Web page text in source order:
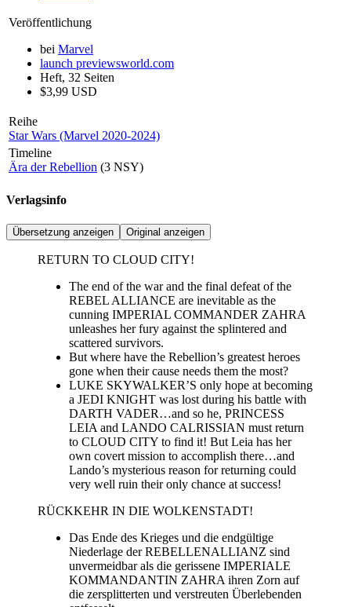
Veröffentlichung
bei Marvel
launch previewsworld.com
Heft, 32 Seiten
$3,99 USD
Reihe
Star Wars (Marvel 2020-2024)
Timeline
Ära der Rebellion (3 NSY)
Verlagsinfo
Übersetzung anzeigen Original anzeigen
RETURN TO CLOUD CITY!
The end of the war and the final defeat of the
REBEL ALLIANCE are inevitable as the
cunning IMPERIAL COMMANDER ZAHRA
unleashes her fury against the splintered and
scattered survivors.
But where have the Rebellion’s greatest heroes
gone when their cause needs them the most?
LUKE SKYWALKER’S only hope at becoming
a JEDI KNIGHT was lost during his battle with
DARTH VADER…and so he, PRINCESS
LEIA and LANDO CALRISSIAN must return
to CLOUD CITY to find it! But Leia has her
own covert mission to accomplish there…and
Lando’s mysterious reason for returning could
very well ruin their only chance at success!
RÜCKKEHR IN DIE WOLKENSTADT!
Das Ende des Krieges und die endgültige
Niederlage der REBELLENALLIANZ sind
unvermeidbar als die gerissene IMPERIALE
KOMMANDANTIN ZAHRA ihren Zorn auf
die zersplitterten und verstreuten Überlebenden